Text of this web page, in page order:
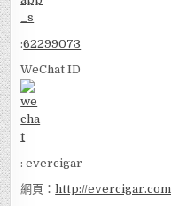
:62299073
WeChat ID
: evercigar
網頁：http://evercigar.com